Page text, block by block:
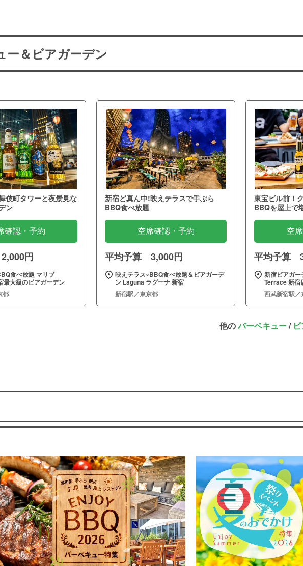
ー＆ビアガーデン
伎町タワーと夜景見な
ン
確認・予約
円
食べ放題 マリブ
最大級のビアガーデン
都
新宿ど真ん中!映えテラスで手ぶら
BBQ食べ放題
空席確認・予約
平均予算 3,000円
映えテラス×BBQ食べ放題＆ビアガーデ
ン Laguna ラグーナ 新宿
新宿駅／東京都
東宝ビル前！
BBQを屋上で
空
平均予算
新宿ビアガー
Terrace 新宿
西武新宿駅／
他のバーベキュー/